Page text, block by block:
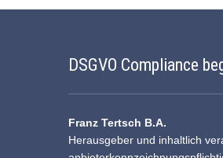
DSGVO Compliance
Franz Tertsch B.A.
Herausgeber und inhaltlich